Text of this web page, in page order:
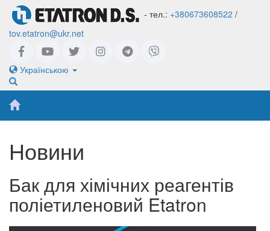
- тел.: +380673608522 /
tov.etatron@ukr.net
Українською
Новини
Бак для хімічних реагентів
поліетиленовий Etatron